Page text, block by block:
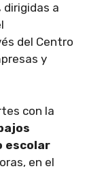
dirigidas a
del Centro
y
con la
escolar
en el